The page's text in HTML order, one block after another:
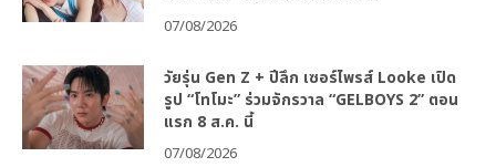
07/08/2026
วัยรุ่น Gen Z + ปีลึก เซอร์ไพรส์ Looke เปิด
รูป “โทโมะ” ร่วมจักรวาล “GELBOYS 2” ตอน
แรก 8 ส.ค. นี้
07/08/2026